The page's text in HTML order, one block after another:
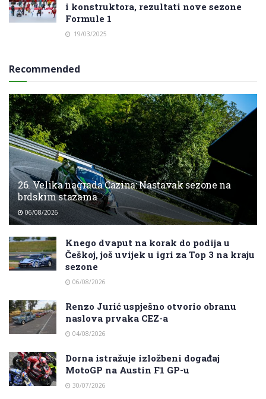
i konstruktora, rezultati nove sezone
Formule 1
19/03/2025
Recommended
26. Velika nagrada Cazina: Nastavak sezone na
brdskim stazama
06/08/2026
Knego dvaput na korak do podija u
Češkoj, još uvijek u igri za Top 3 na kraju
sezone
06/08/2026
Renzo Jurić uspješno otvorio obranu
naslova prvaka CEZ-a
04/08/2026
Dorna istražuje izložbeni događaj
MotoGP na Austin F1 GP-u
30/07/2026